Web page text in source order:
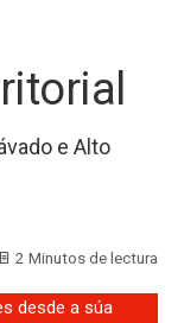
e Alto
2 Minutos de lectura
desde a súa